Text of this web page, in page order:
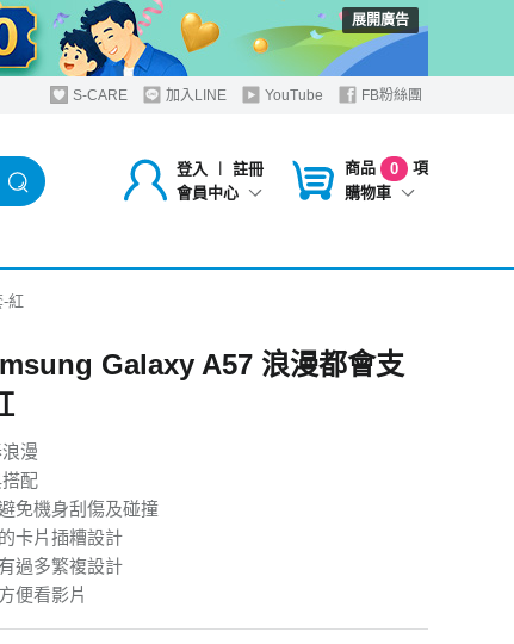
展開廣告
S-CARE 加入LINE YouTube FB粉絲團
登入 ︱
註冊
會員中心
商品 0
項
購物車
-紅
Galaxy A57 浪漫都會支
漫
配
免機身刮傷及碰撞
卡片插糟設計
過多繁複設計
便看影片